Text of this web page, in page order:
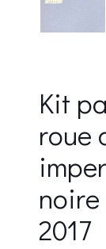
Kit
roue
2017